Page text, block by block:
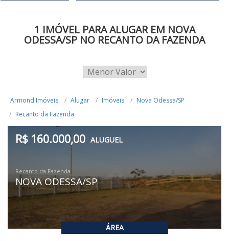
1 IMÓVEL PARA ALUGAR EM NOVA
ODESSA/SP NO RECANTO DA FAZENDA
Armond Imóveis Alugar Imóveis
Nova Odessa/SP
Recanto da Fazenda
ÁREA
R$ 160.000,00 ALUGUEL
Recanto da Fazenda
NOVA ODESSA/SP